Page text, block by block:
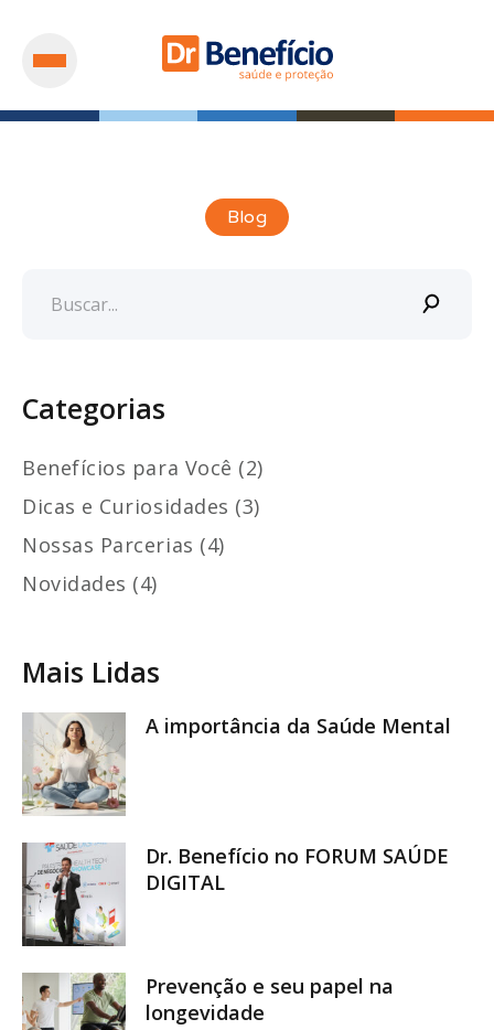
Blog
Categorias
Benefícios para Você (2)
Dicas e Curiosidades (3)
Nossas Parcerias (4)
Novidades (4)
Mais Lidas
A importância da Saúde Mental
Dr. Benefício no FORUM SAÚDE
DIGITAL
Prevenção e seu papel na
longevidade